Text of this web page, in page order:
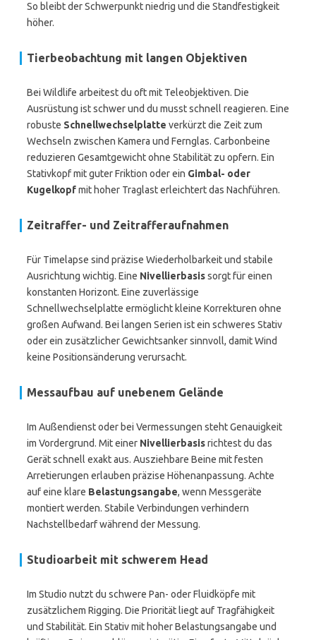
So bleibt der Schwerpunkt niedrig und die Standfestigkeit
höher.
Tierbeobachtung mit langen Objektiven
Bei Wildlife arbeitest du oft mit Teleobjektiven. Die
Ausrüstung ist schwer und du musst schnell reagieren. Eine
robuste Schnellwechselplatte verkürzt die Zeit zum
Wechseln zwischen Kamera und Fernglas. Carbonbeine
reduzieren Gesamtgewicht ohne Stabilität zu opfern. Ein
Stativkopf mit guter Friktion oder ein Gimbal- oder
Kugelkopfmit hoher Traglast erleichtert das Nachführen.
Zeitraffer- und Zeitrafferaufnahmen
Für Timelapse sind präzise Wiederholbarkeit und stabile
Ausrichtung wichtig. Eine Nivellierbasissorgt für einen
konstanten Horizont. Eine zuverlässige
Schnellwechselplatte ermöglicht kleine Korrekturen ohne
großen Aufwand. Bei langen Serien ist ein schweres Stativ
oder ein zusätzlicher Gewichtsanker sinnvoll, damit Wind
keine Positionsänderung verursacht.
Messaufbau auf unebenem Gelände
Im Außendienst oder bei Vermessungen steht Genauigkeit
im Vordergrund. Mit einer Nivellierbasisrichtest du das
Gerät schnell exakt aus. Ausziehbare Beine mit festen
Arretierungen erlauben präzise Höhenanpassung. Achte
auf eine klare Belastungsangabe, wenn Messgeräte
montiert werden. Stabile Verbindungen verhindern
Nachstellbedarf während der Messung.
Studioarbeit mit schwerem Head
Im Studio nutzt du schwere Pan- oder Fluidköpfe mit
zusätzlichem Rigging. Die Priorität liegt auf Tragfähigkeit
und Stabilität. Ein Stativ mit hoher Belastungsangabe und